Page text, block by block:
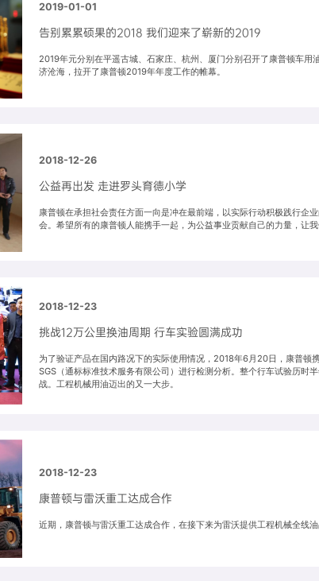
2019-01-01
告别累累硕果的2018 我们迎来了崭新的2019
2019年元分别在平遥古城、石家庄、杭州、厦门分别召开了康普顿车
济沧海，拉开了康普顿2019年年度工作的帷幕。
2018-12-26
公益再出发 走进罗头育德小学
康普顿在承担社会责任方面一向是冲在最前端，以实际行动积极践行企
会。希望所有的康普顿人能携手一起，为公益事业贡献自己的力量，让我
2018-12-23
挑战12万公里换油周期 行车实验圆满成功
为了验证产品在国内路况下的实际使用情况，2018年6月20日，康普顿
SGS（通标标准技术服务有限公司）进行检测分析。整个行车试验历时
战。工程机械用油迈出的又一大步。
2018-12-23
康普顿与雷沃重工达成合作
近期，康普顿与雷沃重工达成合作，在接下来为雷沃提供工程机械全线